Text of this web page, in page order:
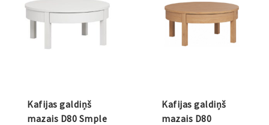
Kafijas galdiņš
mazais D80 Smple
Kafijas galdiņš
mazais D80